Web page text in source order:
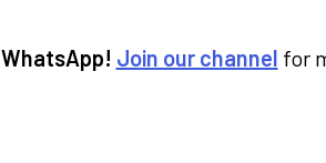
WhatsApp! Join our channel for